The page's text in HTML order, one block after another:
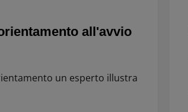
all'avvio
un esperto illustra